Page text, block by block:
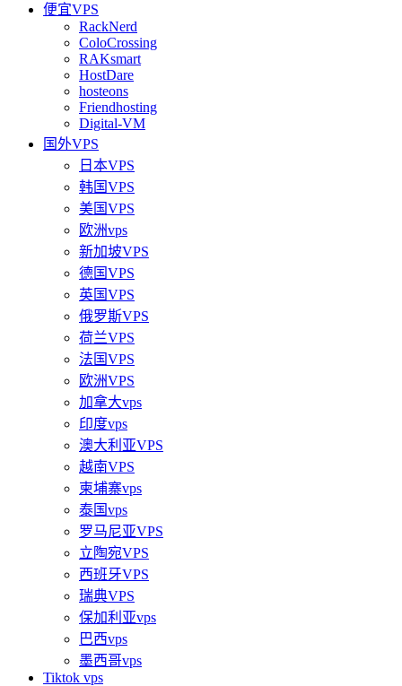
便宜VPS
RackNerd
ColoCrossing
RAKsmart
HostDare
hosteons
Friendhosting
Digital-VM
国外VPS
日本VPS
韩国VPS
美国VPS
欧洲vps
新加坡VPS
德国VPS
英国VPS
俄罗斯VPS
荷兰VPS
法国VPS
欧洲VPS
加拿大vps
印度vps
澳大利亚VPS
越南VPS
柬埔寨vps
泰国vps
罗马尼亚VPS
立陶宛VPS
西班牙VPS
瑞典VPS
保加利亚vps
巴西vps
墨西哥vps
Tiktok vps